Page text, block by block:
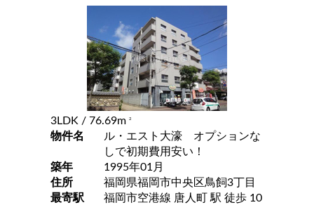
3LDK / 76.69m 2
物件名
ル・エスト大濠 オプションな
しで初期費用安い！
築年
1995年01月
住所
福岡県福岡市中央区鳥飼3丁目
最寄駅
福岡市空港線 唐人町 駅 徒歩 10